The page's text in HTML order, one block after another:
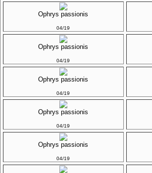
Ophrys passionis
04/19
Ophrys passionis
04/19
Ophrys passionis
04/19
Ophrys passionis
04/19
Ophrys passionis
04/19